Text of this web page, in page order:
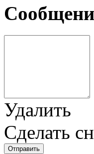
Удалить
Сделать
Отправить